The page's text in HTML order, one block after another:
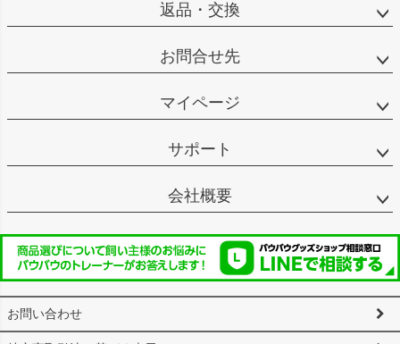
返品・交換
お問合せ先
マイページ
サポート
会社概要
お問い合わせ